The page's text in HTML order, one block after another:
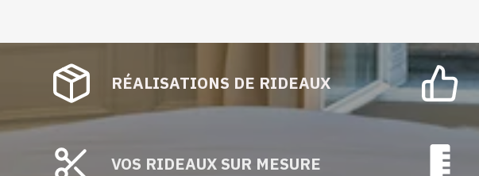
RÉALISATIONS DE RIDEAUX
VOS RIDEAUX SUR MESURE